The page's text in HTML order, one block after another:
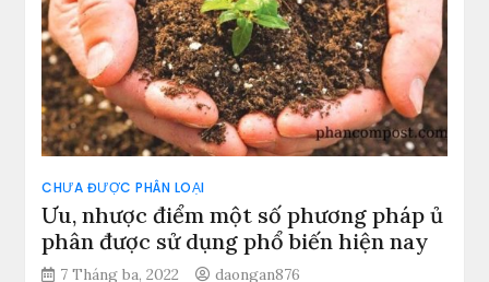
CHƯA ĐƯỢC PHÂN LOẠI
Ưu, nhược điểm một số phương pháp ủ
phân được sử dụng phổ biến hiện nay
7 Tháng ba, 2022 daongan876